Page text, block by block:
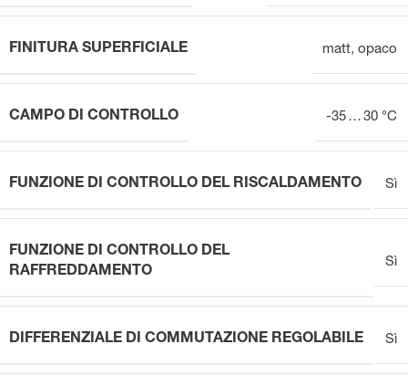
FINITURA SUPERFICIALE matt, opaco
CAMPO DI CONTROLLO -35 … 30 °C
FUNZIONE DI CONTROLLO DEL RISCALDAMENTO Sì
FUNZIONE DI CONTROLLO DEL
RAFFREDDAMENTO
Sì
DIFFERENZIALE DI COMMUTAZIONE REGOLABILE Sì